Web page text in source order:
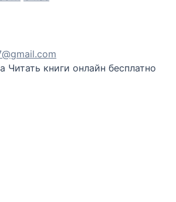
Читать книги онлайн бесплатно